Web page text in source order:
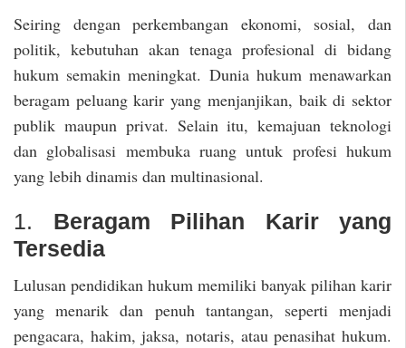
Seiring dengan perkembangan ekonomi, sosial, dan
politik, kebutuhan akan tenaga profesional di bidang
hukum semakin meningkat. Dunia hukum menawarkan
beragam peluang karir yang menjanjikan, baik di sektor
publik maupun privat. Selain itu, kemajuan teknologi
dan globalisasi membuka ruang untuk profesi hukum
yang lebih dinamis dan multinasional.
1. Beragam Pilihan Karir yang
Tersedia
Lulusan pendidikan hukum memiliki banyak pilihan karir
yang menarik dan penuh tantangan, seperti menjadi
pengacara, hakim, jaksa, notaris, atau penasihat hukum.